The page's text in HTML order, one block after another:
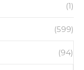
(1)
(599)
(94)